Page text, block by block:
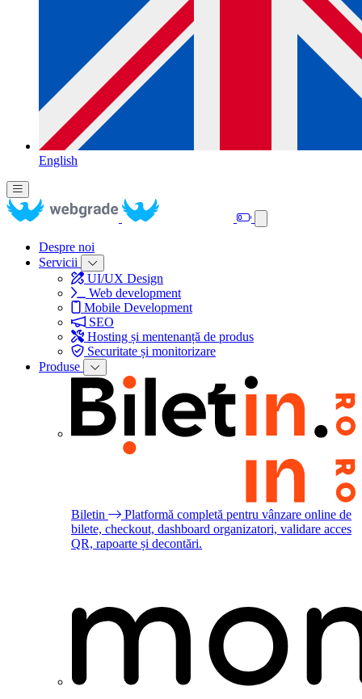
English
Despre noi
Servicii
UI/UX Design
Web development
Mobile Development
SEO
Hosting și mentenanță de produs
Securitate și monitorizare
Produse
Biletin
Platformă completă pentru vânzare online de
bilete, checkout, dashboard organizatori, validare acces
QR, rapoarte și decontări.